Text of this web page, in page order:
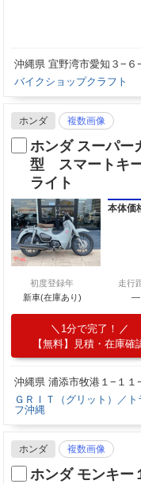
沖縄県 宜野湾市愛知３−６
バイクショップクラフト
ホンダ 複数画像
ホンダ スーパ
型 スマートキ
ライト
本体価
初度登録年
新車(在庫あり)
走行
―
1分で完了！
【無料】見積・在庫確
沖縄県 浦添市牧港１−１１
ＧＲＩＴ（グリット）／ト
フ沖縄
ホンダ 複数画像
ホンダ モンキ